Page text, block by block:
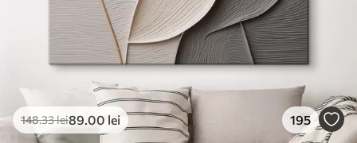
148.33lei89.00 lei 195